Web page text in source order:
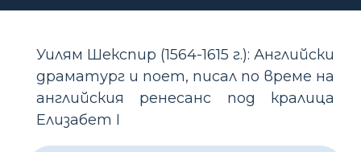
Уилям Шекспир (1564-1615 г.): Английски
драматург и поет, писал по време на
английския ренесанс под кралица
Елизабет I